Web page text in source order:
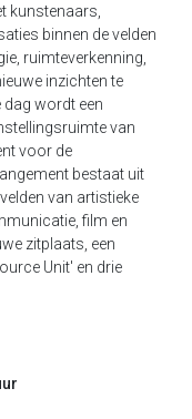
kunstenaars,
binnen de velden
ruimteverkenning,
inzichten te
dag wordt een
van
voor de
bestaat uit
van artistieke
film en
zitplaats, een
Unit' en drie